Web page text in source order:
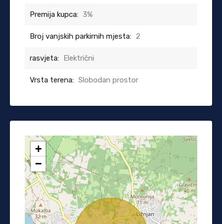
Premija kupca: 3%
Broj vanjskih parkirnih mjesta: 2
rasvjeta: Električni
Vrsta terena: Slobodan prostor
+
−